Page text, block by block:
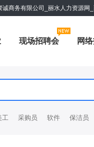
诚商务有限公司_丽水人力资源网
现场招聘会 网
工 采购员 软件 保洁员